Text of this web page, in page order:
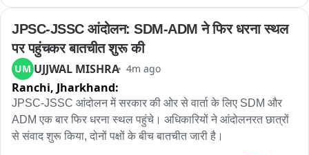
घटना ने पुलिस की काफी किरकिरी की और आरोपी की गिरफ्तारी पुलिस के
लिए चैलेंज थी, लगभग महीने भर बाद आखिरकार पथरिया पुलिस ने आरोपी
को गिरफ्तार कर लिया और उसके पास से एक देशी कट्टा और कारतूस भी
बरामद किए है। पुलिस पर हमले के आरोपी को कोर्ट में पेश करने से पहले
पुलिस ने शहर में उसका जुलूस भी निकाला और लोगों को संदेश दिया कि
अपराधियों को बक्शा नहीं जायेगा।
JPSC-JSSC आंदोलन: SDM-ADM ने फिर धरना स्थल
पर पहुंचकर बातचीत शुरू की
UM UJJWAL MISHRA 4m ago
Ranchi, Jharkhand:
JPSC-JSSC आंदोलन में सरकार की ओर से वार्ता के लिए SDM और
ADM एक बार फिर धरना स्थल पहुंचे। अधिकारियों ने आंदोलनरत छात्रों
से संवाद शुरू किया, दोनों पक्षों के बीच बातचीत जारी है।